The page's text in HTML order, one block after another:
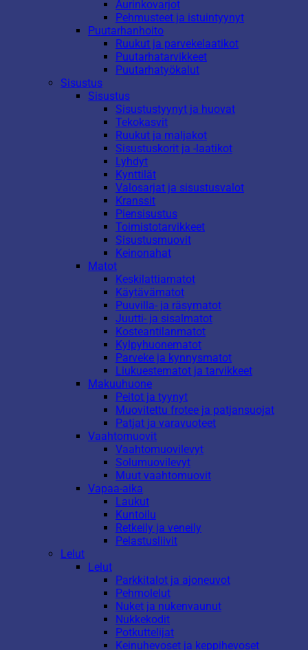
Aurinkovarjot
Pehmusteet ja istuintyynyt
Puutarhanhoito
Ruukut ja parvekelaatikot
Puutarhatarvikkeet
Puutarhatyökalut
Sisustus
Sisustus
Sisustustyynyt ja huovat
Tekokasvit
Ruukut ja maljakot
Sisustuskorit ja -laatikot
Lyhdyt
Kynttilät
Valosarjat ja sisustusvalot
Kranssit
Piensisustus
Toimistotarvikkeet
Sisustusmuovit
Keinonahat
Matot
Keskilattiamatot
Käytävämatot
Puuvilla- ja räsymatot
Juutti- ja sisalmatot
Kosteantilanmatot
Kylpyhuonematot
Parveke ja kynnysmatot
Liukuestematot ja tarvikkeet
Makuuhuone
Peitot ja tyynyt
Muovitettu frotee ja patjansuojat
Patjat ja varavuoteet
Vaahtomuovit
Vaahtomuovilevyt
Solumuovilevyt
Muut vaahtomuovit
Vapaa-aika
Laukut
Kuntoilu
Retkeily ja veneily
Pelastusliivit
Lelut
Lelut
Parkkitalot ja ajoneuvot
Pehmolelut
Nuket ja nukenvaunut
Nukkekodit
Potkuttelijat
Keinuhevoset ja keppihevoset